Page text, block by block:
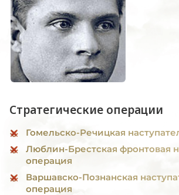
Стратегические операции
Гомельско-Речицкая
Люблин-Брестская фронтовая
операция
Варшавско-Познанская
операция